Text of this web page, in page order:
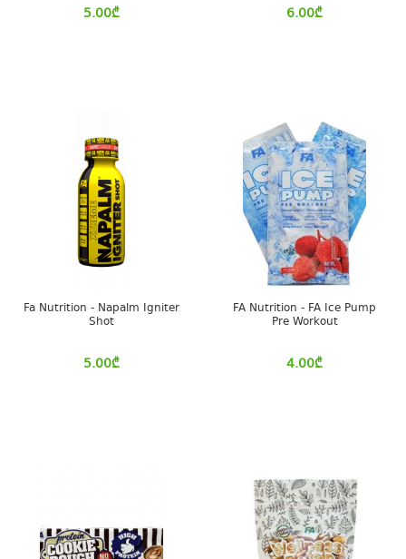
5.00₾ 6.00₾
Fa Nutrition - Napalm Igniter
Shot
5.00₾
FA Nutrition - FA Ice Pump
Pre Workout
4.00₾